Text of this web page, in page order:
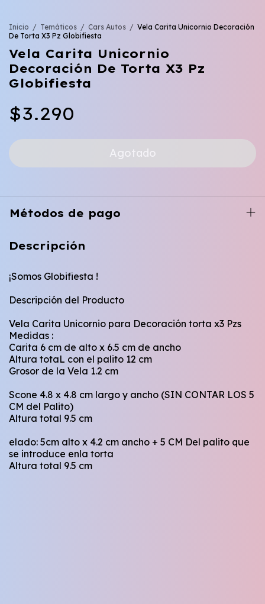
Inicio / Temáticos / Cars Autos / Vela Carita Unicornio Decoración
De Torta X3 Pz Globifiesta
Vela Carita Unicornio
Decoración De Torta X3 Pz
Globifiesta
$3.290
Métodos de pago
Descripción
¡Somos Globifiesta !
Descripción del Producto
Vela Carita Unicornio para Decoración torta x3 Pzs
Medidas :
Carita 6 cm de alto x 6.5 cm de ancho
Altura totaL con el palito 12 cm
Grosor de la Vela 1.2 cm
Scone 4.8 x 4.8 cm largo y ancho (SIN CONTAR LOS 5
CM del Palito)
Altura total 9.5 cm
elado: 5cm alto x 4.2 cm ancho + 5 CM Del palito que
se introduce enla torta
Altura total 9.5 cm